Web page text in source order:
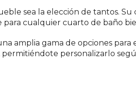
sea la elección de tantos.
cualquier cuarto de baño
amplia gama de opciones para
personalizarlo